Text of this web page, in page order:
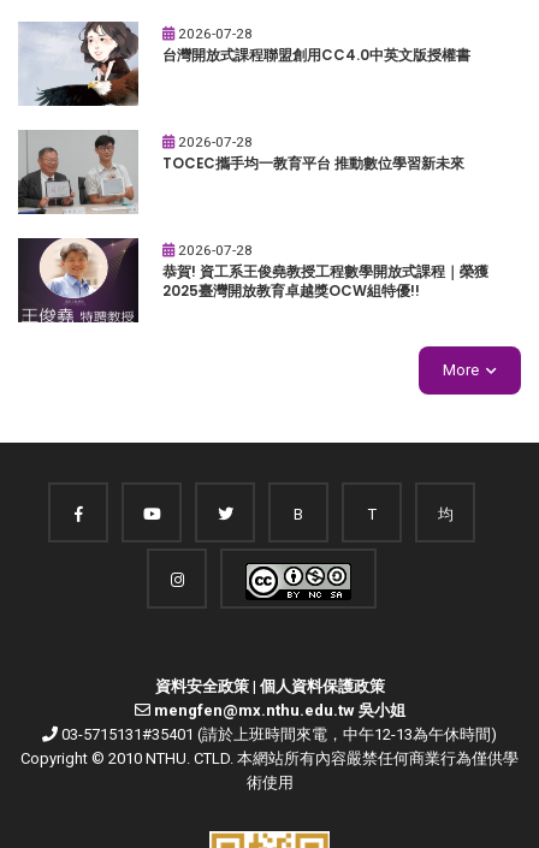
2026-07-28
台灣開放式課程聯盟創用CC4.0中英文版授權書
2026-07-28
TOCEC攜手均一教育平台 推動數位學習新未來
2026-07-28
恭賀! 資工系王俊堯教授工程數學開放式課程｜榮獲
2025臺灣開放教育卓越獎OCW組特優!!
More
B T 均
資料安全政策| 個人資料保護政策
mengfen@mx.nthu.edu.tw 吳小姐
03-5715131#35401 (請於上班時間來電，中午12-13為午休時間)
Copyright © 2010 NTHU. CTLD. 本網站所有內容嚴禁任何商業行為僅供學
術使用